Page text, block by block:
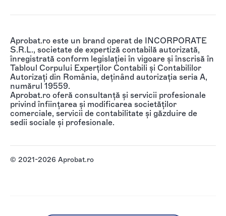
Aprobat.ro este un brand operat de INCORPORATE
S.R.L., societate de expertiză contabilă autorizată,
înregistrată conform legislației în vigoare și înscrisă în
Tabloul Corpului Experților Contabili și Contabililor
Autorizați din România, deținând autorizația seria A,
numărul 19559.
Aprobat.ro oferă consultanță și servicii profesionale
privind înființarea și modificarea societăților
comerciale, servicii de contabilitate și găzduire de
sedii sociale și profesionale.
© 2021-2026 Aprobat.ro